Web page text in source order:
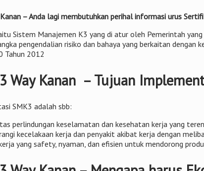
– Anda lagi membutuhkan perihal informasi urus
Sistem Manajemen K3 yang di atur oleh Pemerintah
pengendalian risiko dan bahaya yang berkaitan
Tahun 2012
Way Kanan – Tujuan
SMK3 adalah sbb:
perlindungan keselamatan dan kesehatan kerja yang
kecelakaan kerja dan penyakit akibat kerja dengan
yang safety, nyaman, dan efisien untuk mendorong